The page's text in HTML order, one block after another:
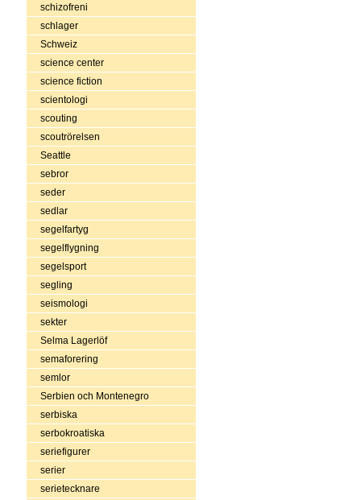
schizofreni
schlager
Schweiz
science center
science fiction
scientologi
scouting
scoutrörelsen
Seattle
sebror
seder
sedlar
segelfartyg
segelflygning
segelsport
segling
seismologi
sekter
Selma Lagerlöf
semaforering
semlor
Serbien och Montenegro
serbiska
serbokroatiska
seriefigurer
serier
serietecknare